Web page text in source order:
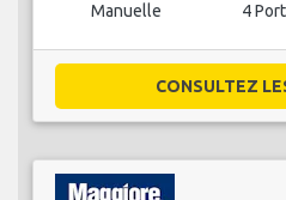
Manuelle 4
CONSULTEZ